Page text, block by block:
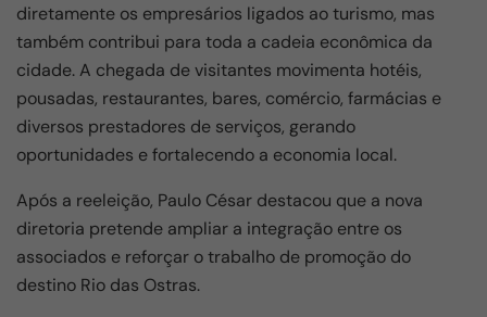
diretamente os empresários ligados ao turismo, mas
também contribui para toda a cadeia econômica da
cidade. A chegada de visitantes movimenta hotéis,
pousadas, restaurantes, bares, comércio, farmácias e
diversos prestadores de serviços, gerando
oportunidades e fortalecendo a economia local.
Após a reeleição, Paulo César destacou que a nova
diretoria pretende ampliar a integração entre os
associados e reforçar o trabalho de promoção do
destino Rio das Ostras.